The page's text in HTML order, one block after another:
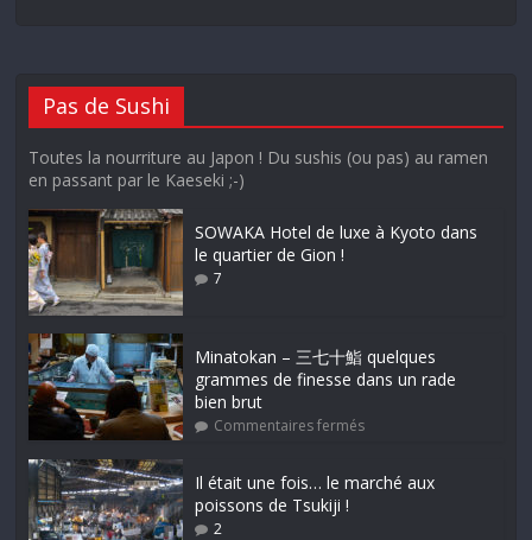
Pas de Sushi
Toutes la nourriture au Japon ! Du sushis (ou pas) au ramen
en passant par le Kaeseki ;-)
SOWAKA Hotel de luxe à Kyoto dans
le quartier de Gion !
7
Minatokan – 三七十鮨 quelques
grammes de finesse dans un rade
bien brut
Commentaires fermés
Il était une fois… le marché aux
poissons de Tsukiji !
2